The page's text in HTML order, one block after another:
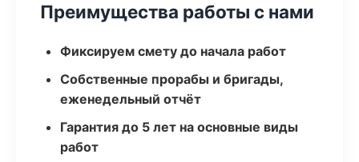
Преимущества работы с нами
Фиксируем смету до начала работ
Собственные прорабы и бригады,
еженедельный отчёт
Гарантия до 5 лет на основные виды
работ